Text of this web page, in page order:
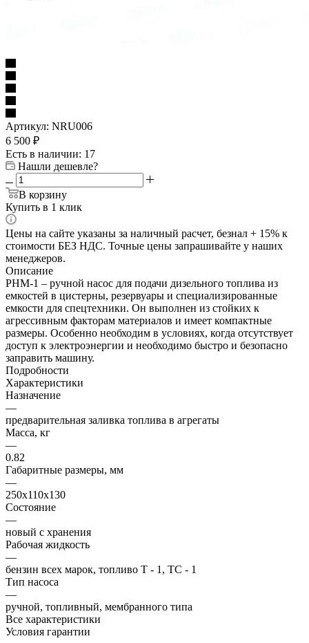
Артикул: NRU006
6 500 ₽
Есть в наличии: 17
Нашли дешевле?
В корзину
Купить в 1 клик
Цены на сайте указаны за наличный расчет, безнал + 15% к
стоимости БЕЗ НДС. Точные цены запрашивайте у наших
менеджеров.
Описание
РНМ-1 – ручной насос для подачи дизельного топлива из
емкостей в цистерны, резервуары и специализированные
емкости для спецтехники. Он выполнен из стойких к
агрессивным факторам материалов и имеет компактные
размеры. Особенно необходим в условиях, когда отсутствует
доступ к электроэнергии и необходимо быстро и безопасно
заправить машину.
Подробности
Характеристики
Назначение
—
предварительная заливка топлива в агрегаты
Масса, кг
—
0.82
Габаритные размеры, мм
—
250x110x130
Состояние
—
новый с хранения
Рабочая жидкость
—
бензин всех марок, топливо Т - 1, ТС - 1
Тип насоса
—
ручной, топливный, мембранного типа
Все характеристики
Условия гарантии